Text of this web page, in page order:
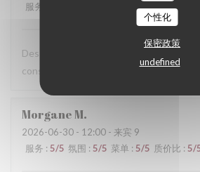
个性化
保密政策
undefined
服务
5/5 质价比
Des plats excellents et un service au
conseiller ce Maitre Restaurateur.
MorganeM
2026-06-30 - 12:00 - 来宾 9
服务 : 5/5 氛围 : 5/5 菜单 : 5/5 质价比 : 5/